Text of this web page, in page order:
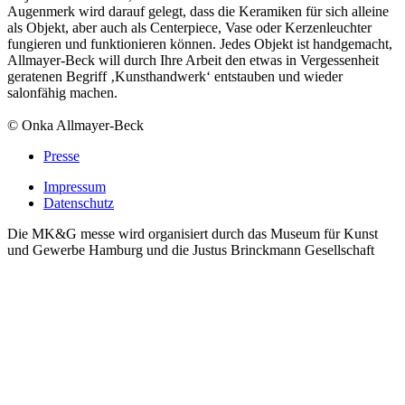
Augenmerk wird darauf gelegt, dass die Keramiken für sich alleine
als Objekt, aber auch als Centerpiece, Vase oder Kerzenleuchter
fungieren und funktionieren können. Jedes Objekt ist handgemacht,
Allmayer-Beck will durch Ihre Arbeit den etwas in Vergessenheit
geratenen Begriff ‚Kunsthandwerk‘ entstauben und wieder
salonfähig machen.
© Onka Allmayer-Beck
Presse
Impressum
Datenschutz
Die MK&G messe wird organisiert durch das Museum für Kunst
und Gewerbe Hamburg und die Justus Brinckmann Gesellschaft